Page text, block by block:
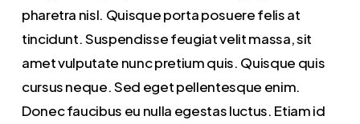
pharetra nisl. Quisque porta posuere felis at
tincidunt. Suspendisse feugiat velit massa, sit
amet vulputate nunc pretium quis. Quisque quis
cursus neque. Sed eget pellentesque enim.
Donec faucibus eu nulla egestas luctus. Etiam id